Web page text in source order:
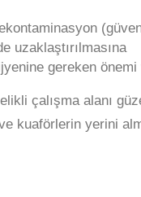
uzaklaştırılmasına
gereken
çalışma alanı
kuaförlerin yerini